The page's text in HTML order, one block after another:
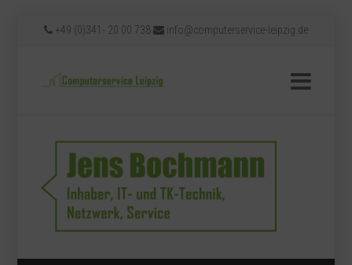
+49 (0)341- 20 00 738 info@computerservice-leipzig.de